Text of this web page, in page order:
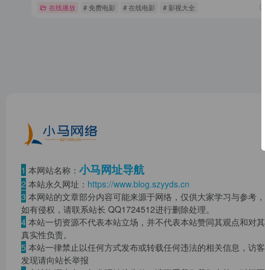
在线播放 # 免费电影 # 在线电影 # 影视大全
1 本网站名称： 小马网址导航
2 本站永久网址： https://www.blog.szyyds.cn
3 本网站的文章部分内容可能来源于网络，仅供大家学习与参考，
如有侵权，请联系站长 QQ1724512进行删除处理。
4 本站一切资源不代表本站立场，并不代表本站赞同其观点和对其
真实性负责。
5 本站一律禁止以任何方式发布或转载任何违法的相关信息，访客
发现请向站长举报